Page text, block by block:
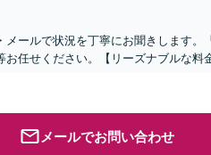
メールで状況を丁寧にお聞きします。
任せください。【リーズナブルな料
メールでお問い合わせ